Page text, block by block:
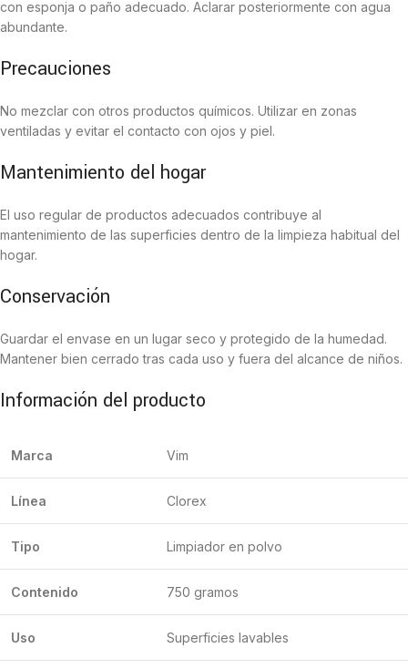
con esponja o paño adecuado. Aclarar posteriormente con agua
abundante.
Precauciones
No mezclar con otros productos químicos. Utilizar en zonas
ventiladas y evitar el contacto con ojos y piel.
Mantenimiento del hogar
El uso regular de productos adecuados contribuye al
mantenimiento de las superficies dentro de la limpieza habitual del
hogar.
Conservación
Guardar el envase en un lugar seco y protegido de la humedad.
Mantener bien cerrado tras cada uso y fuera del alcance de niños.
Información del producto
Marca Vim
Línea Clorex
Tipo Limpiador en polvo
Contenido 750 gramos
Uso Superficies lavables